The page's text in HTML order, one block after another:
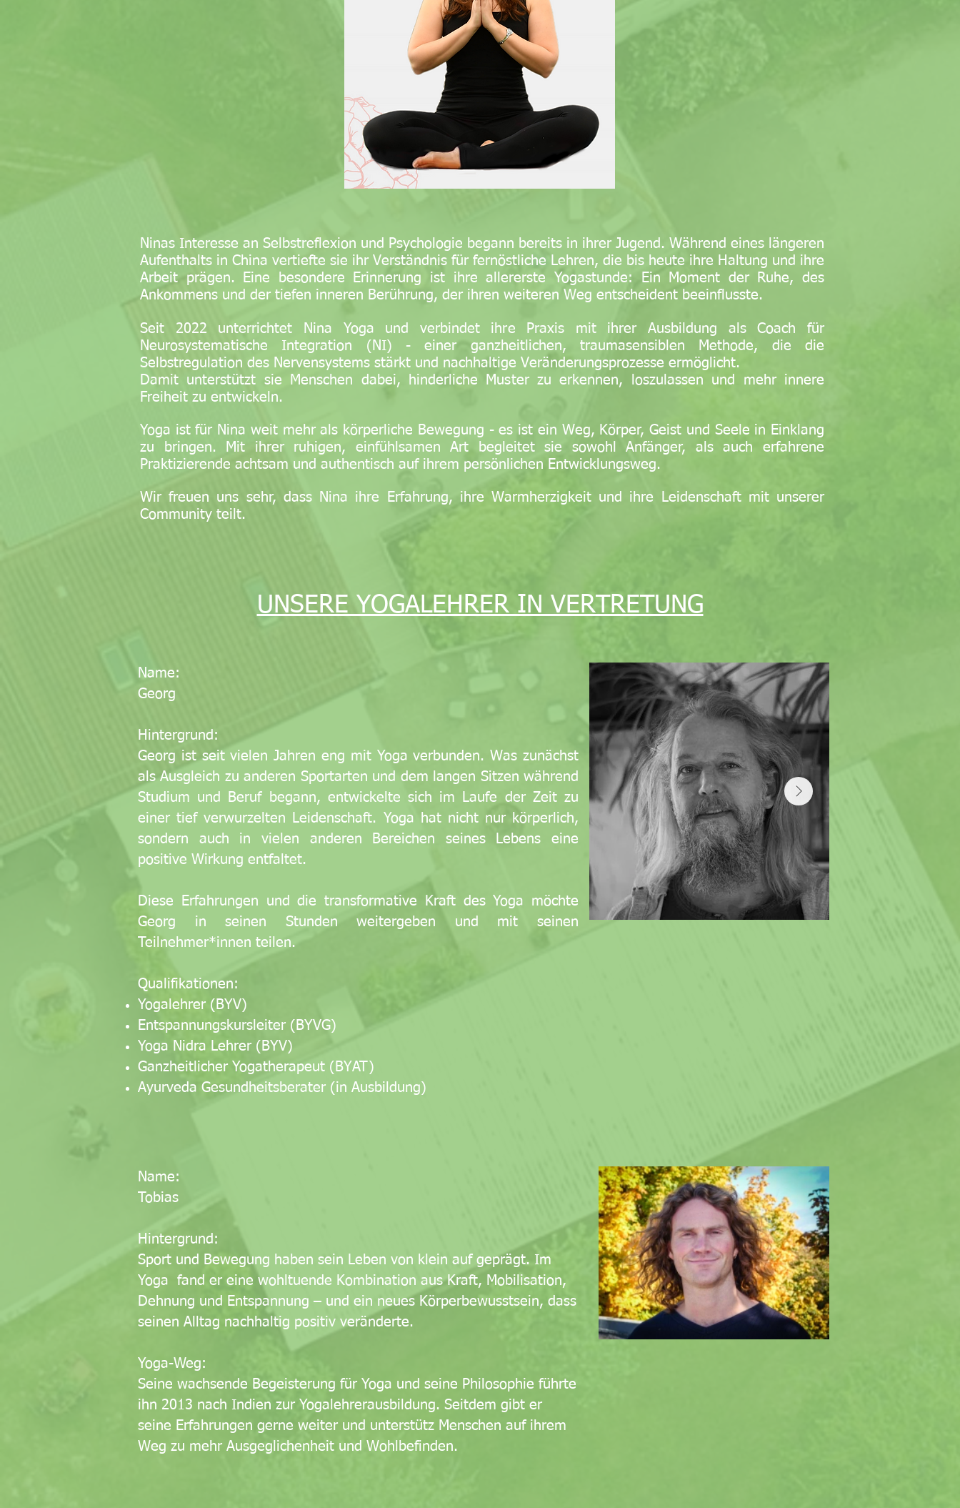
Ninas Interesse an Selbstreflexion und Psychologie begann bereits in ihrer Jugend. Während eines längeren
Aufenthalts in China vertiefte sie ihr Verständnis für fernöstliche Lehren, die bis heute ihre Haltung und ihre
Arbeit prägen. Eine besondere Erinnerung ist ihre allererste Yogastunde: Ein Moment der Ruhe, des
Ankommens und der tiefen inneren Berührung, der ihren weiteren Weg entscheident beeinflusste.
Seit 2022 unterrichtet Nina Yoga und verbindet ihre Praxis mit ihrer Ausbildung als Coach für
Neurosystematische Integration (NI) - einer ganzheitlichen, traumasensiblen Methode, die die
Selbstregulation des Nervensystems stärkt und nachhaltige Veränderungsprozesse ermöglicht.
Damit unterstützt sie Menschen dabei, hinderliche Muster zu erkennen, loszulassen und mehr innere
Freiheit zu entwickeln.
Yoga ist für Nina weit mehr als körperliche Bewegung - es ist ein Weg, Körper, Geist und Seele in Einklang
zu bringen. Mit ihrer ruhigen, einfühlsamen Art begleitet sie sowohl Anfänger, als auch erfahrene
Praktizierende achtsam und authentisch auf ihrem persönlichen Entwicklungsweg.
Wir freuen uns sehr, dass Nina ihre Erfahrung, ihre Warmherzigkeit und ihre Leidenschaft mit unserer
Community teilt.
UNSERE YOGALEHRER IN VERTRETUNG
Name:
Georg
Hintergrund:
Georg ist seit vielen Jahren eng mit Yoga verbunden. Was zunächst
als Ausgleich zu anderen Sportarten und dem langen Sitzen während
Studium und Beruf begann, entwickelte sich im Laufe der Zeit zu
einer tief verwurzelten Leidenschaft. Yoga hat nicht nur körperlich,
sondern auch in vielen anderen Bereichen seines Lebens eine
positive Wirkung entfaltet.
Diese Erfahrungen und die transformative Kraft des Yoga möchte
Georg in seinen Stunden weitergeben und mit seinen
Teilnehmer*innen teilen.
Qualifikationen:
Yogalehrer (BYV)
Entspannungskursleiter (BYVG)
Yoga Nidra Lehrer (BYV)
Ganzheitlicher Yogatherapeut (BYAT)
Ayurveda Gesundheitsberater (in Ausbildung)
Name:
Tobias
Hintergrund:
Sport und Bewegung haben sein Leben von klein auf geprägt. Im
Yoga fand er eine wohltuende Kombination aus Kraft, Mobilisation,
Dehnung und Entspannung – und ein neues Körperbewusstsein, dass
seinen Alltag nachhaltig positiv veränderte.
Yoga-Weg:
Seine wachsende Begeisterung für Yoga und seine Philosophie führte
ihn 2013 nach Indien zur Yogalehrerausbildung. Seitdem gibt er
seine Erfahrungen gerne weiter und unterstütz Menschen auf ihrem
Weg zu mehr Ausgeglichenheit und Wohlbefinden.